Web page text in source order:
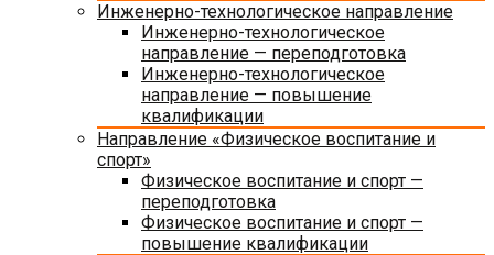
Инженерно-технологическое направление
Инженерно-технологическое
направление — переподготовка
Инженерно-технологическое
направление — повышение
квалификации
Направление «Физическое воспитание и
спорт»
Физическое воспитание и спорт —
переподготовка
Физическое воспитание и спорт —
повышение квалификации